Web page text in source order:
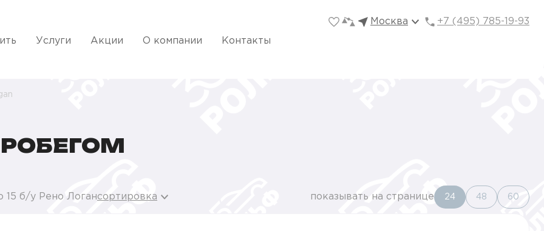
Москва +7 (495) 785-19-93
Услуги Акции О компании Контакты
15 б/у Рено Логансортировка показывать на странице 24 48 60